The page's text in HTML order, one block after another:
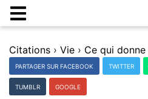
Citations › Vie ›
PARTAGER SUR FACEBOOK TWITTER
TUMBLR GOOGLE